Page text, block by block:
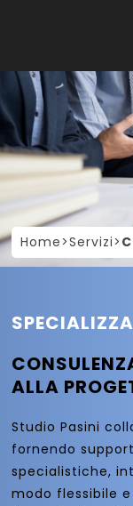
Home>Servizi>
ALLA
Studio Pasini
fornendo
specialistiche,
modo flessibile